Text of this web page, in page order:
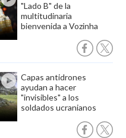
"Lado B" de la
multitudinaria
bienvenida a Vozinha
Capas antidrones
ayudan a hacer
"invisibles" a los
soldados ucranianos